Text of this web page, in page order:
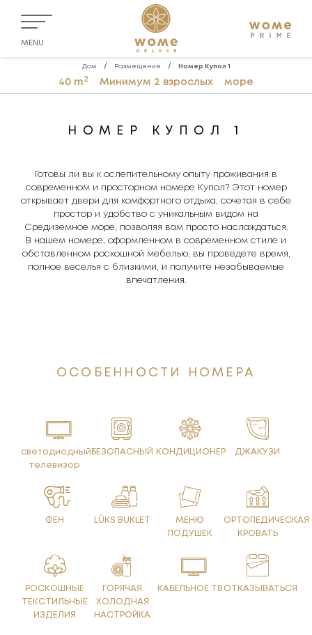
MENU
Дом / Размещение / Номер Купол 1
40 m 2 Минимум 2 взрослых море
НОМЕР КУПОЛ 1
Готовы ли вы к ослепительному опыту проживания в
современном и просторном номере Купол? Этот номер
открывает двери для комфортного отдыха, сочетая в себе
простор и удобство с уникальным видом на
Средиземное море, позволяя вам просто наслаждаться.
В нашем номере, оформленном в современном стиле и
обставленном роскошной мебелью, вы проведете время,
полное веселья с близкими, и получите незабываемые
впечатления.
ОСОБЕННОСТИ НОМЕРА
светодиодный
телевизор
БЕЗОПАСНЫЙ КОНДИЦИОНЕР ДЖАКУЗИ
ФЕН LÜKS BUKLET
МЕНЮ
ПОДУШЕК
ОРТОПЕДИЧЕСКАЯ
КРОВАТЬ
РОСКОШНЫЕ
ТЕКСТИЛЬНЫЕ
ИЗДЕЛИЯ
ГОРЯЧАЯ
ХОЛОДНАЯ
НАСТРОЙКА
КАБЕЛЬНОЕ ТВ ОТКАЗЫВАТЬСЯ